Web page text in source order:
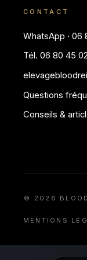
CONTACT
WhatsApp · 06
Tél. 06 80 45
Questions
Conseils &
© 2026
MENTIONS